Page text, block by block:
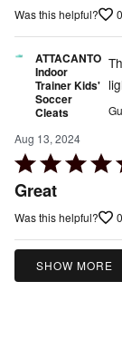
Was this helpful? 0
ATTACANTO
Indoor
Trainer Kids'
Soccer
Cleats
Aug 13, 2024
Rated
5
of
5
Great
Was this helpful? 0
SHOW MORE